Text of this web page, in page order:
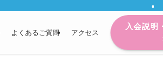
よくあるご質問 アクセス
入会説明